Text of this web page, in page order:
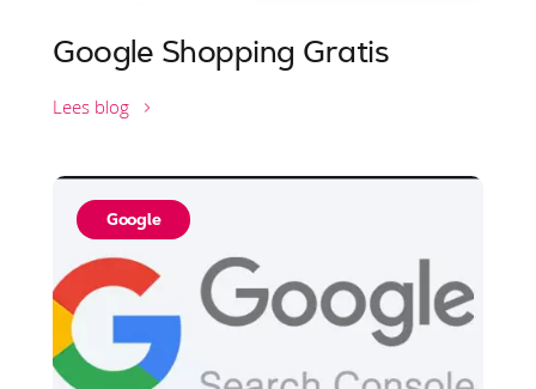
Google Shopping Gratis
Lees blog
Google